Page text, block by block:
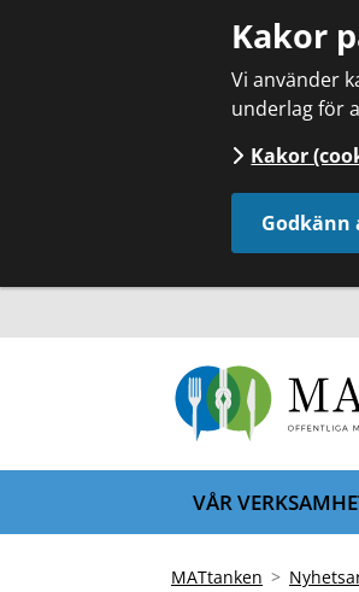
Kakor
Vi använder
underlag för
Kakor
Godkänn
VÅR
MATtanken